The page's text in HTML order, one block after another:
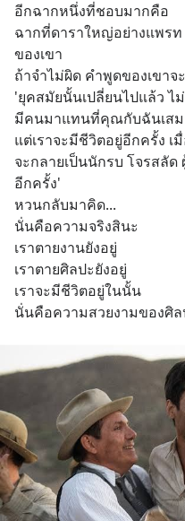
อีกฉากหนึ่งที่ชอบมากคือ
ฉากที่ดาราใหญ่อย่างแพร
ของเขา
ถ้าจำไม่ผิด คำพูดของเขาจ
'ยุคสมัยนั้นเปลี่ยนไปแล้ว
มีคนมาแทนที่คุณกับฉันเส
แต่เราจะมีชีวิตอยู่อีกครั้ง
จะกลายเป็นนักรบ โจรสลั
อีกครั้ง'
หวนกลับมาคิด...
นั่นคือความจริงสินะ
เราตายงานยังอยู่
เราตายศิลปะยังอยู่
เราจะมีชีวิตอยู่ในนั้น
นั่นคือความสวยงามของศิล